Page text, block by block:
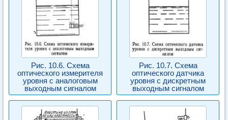
Рис. 10.6. Схема
оптического измерителя
уровня с аналоговым
выходным сигналом
Рис. 10.7. Схема
оптического датчика
уровня с дискретным
выходным сигналом